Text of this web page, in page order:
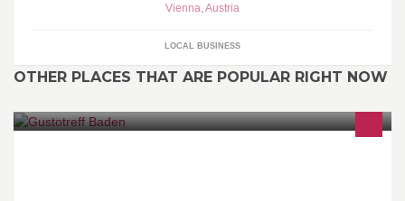
Vienna,Austria
LOCAL BUSINESS
OTHER PLACES THAT ARE POPULAR RIGHT NOW